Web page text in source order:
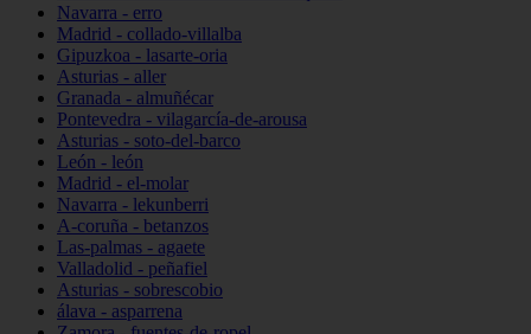
Navarra - erro
Madrid - collado-villalba
Gipuzkoa - lasarte-oria
Asturias - aller
Granada - almuñécar
Pontevedra - vilagarcía-de-arousa
Asturias - soto-del-barco
León - león
Madrid - el-molar
Navarra - lekunberri
A-coruña - betanzos
Las-palmas - agaete
Valladolid - peñafiel
Asturias - sobrescobio
álava - asparrena